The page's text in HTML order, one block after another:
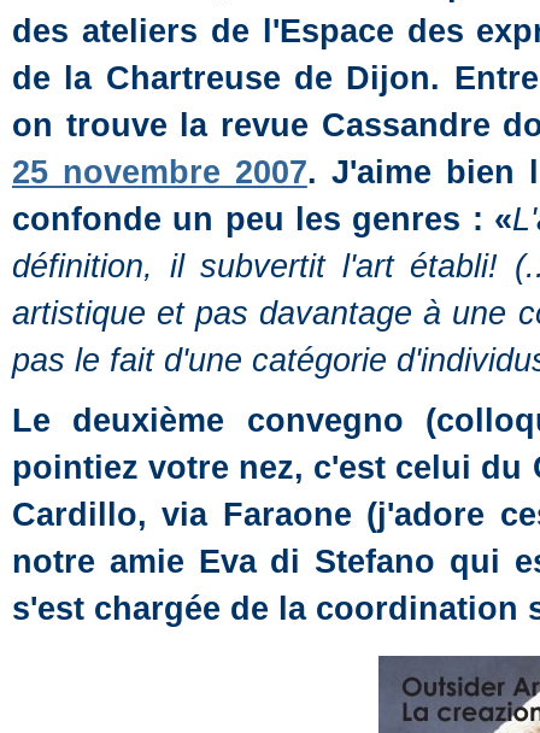
des ateliers de l'Espace des
de la Chartreuse de Dijon.
on trouve la revue Cassandre
25 novembre 2007. J'aime bien
confonde un peu les genres : «
définition, il subvertit l'art établi!
artistique et pas davantage à une
pas le fait d'une catégorie
Le deuxième convegno
pointiez votre nez, c'est celui
Cardillo, via Faraone (j'adore
notre amie Eva di Stefano qui
s'est chargée de la coordination